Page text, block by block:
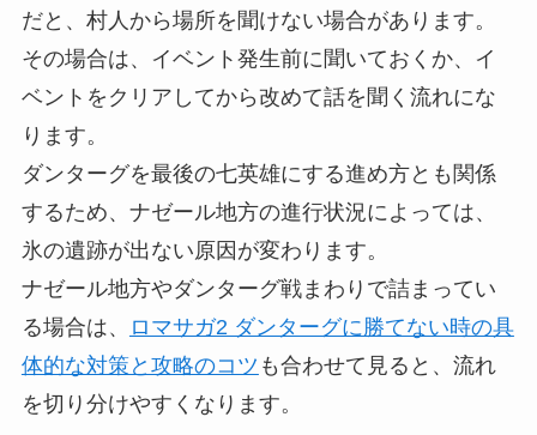
だと、村人から場所を聞けない場合があります。
その場合は、イベント発生前に聞いておくか、イ
ベントをクリアしてから改めて話を聞く流れにな
ります。
ダンターグを最後の七英雄にする進め方とも関係
するため、ナゼール地方の進行状況によっては、
氷の遺跡が出ない原因が変わります。
ナゼール地方やダンターグ戦まわりで詰まってい
る場合は、
ロマサガ2 ダンターグに勝てない時の具
体的な対策と攻略のコツ も合わせて見ると、流れ
を切り分けやすくなります。